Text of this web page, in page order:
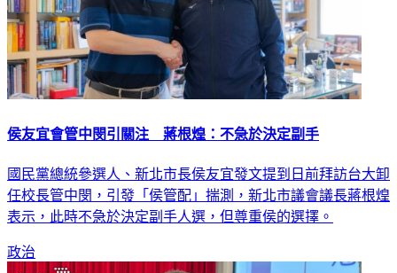
侯友宜會管中閔引關注 蔣根煌：不急於決定副手
國民黨總統參選人、新北市長侯友宜發文提到日前拜訪台大卸
任校長管中閔，引發「侯管配」揣測，新北市議會議長蔣根煌
表示，此時不急於決定副手人選，但尊重侯的選擇。
政治